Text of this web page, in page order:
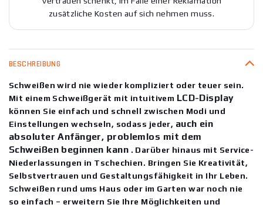
zusätzliche Kosten auf sich nehmen muss.
BESCHREIBUNG
Schweißen wird nie wieder kompliziert oder teuer sein.
Mit einem Schweißgerät mit intuitivem LCD-Display
können Sie einfach und schnell zwischen Modi und
Einstellungen wechseln, sodass jeder, auch ein
absoluter Anfänger, problemlos mit dem
Schweißen beginnen kann . Darüber hinaus mit Service-
Niederlassungen in Tschechien. Bringen Sie Kreativität,
Selbstvertrauen und Gestaltungsfähigkeit in Ihr Leben.
Schweißen rund ums Haus oder im Garten war noch nie
so einfach – erweitern Sie Ihre Möglichkeiten und